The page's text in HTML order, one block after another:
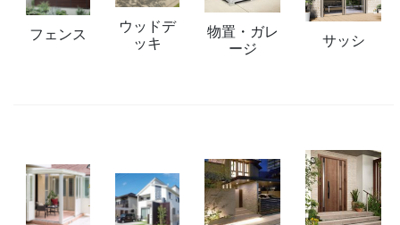
フェンス
ウッドデ
ッキ
物置・ガレ
ージ
サッシ